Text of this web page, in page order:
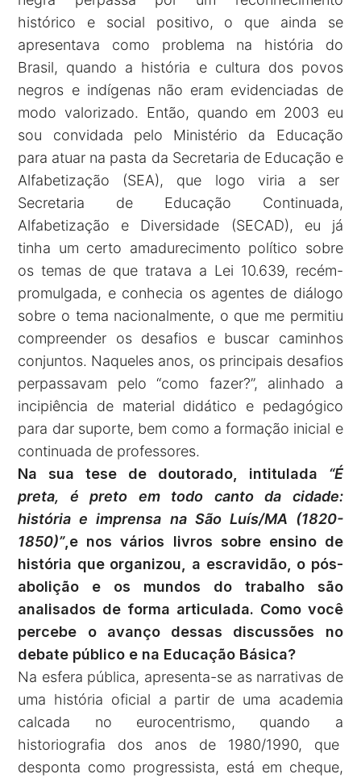
histórico e social positivo, o que ainda se
apresentava como problema na história do
Brasil, quando a história e cultura dos povos
negros e indígenas não eram evidenciadas de
modo valorizado. Então, quando em 2003 eu
sou convidada pelo Ministério da Educação
para atuar na pasta da Secretaria de Educação e
Alfabetização (SEA), que logo viria a ser
Secretaria de Educação Continuada,
Alfabetização e Diversidade (SECAD), eu já
tinha um certo amadurecimento político sobre
os temas de que tratava a Lei 10.639, recém-
promulgada, e conhecia os agentes de diálogo
sobre o tema nacionalmente, o que me permitiu
compreender os desafios e buscar caminhos
conjuntos. Naqueles anos, os principais desafios
perpassavam pelo “como fazer?”, alinhado a
incipiência de material didático e pedagógico
para dar suporte, bem como a formação inicial e
continuada de professores.
Na sua tese de doutorado, intitulada “É
preta, é preto em todo canto da cidade:
história e imprensa na São Luís/MA (1820-
1850)”,e nos vários livros sobre ensino de
história que organizou, a escravidão, o pós-
abolição e os mundos do trabalho são
analisados de forma articulada. Como você
percebe o avanço dessas discussões no
debate público e na Educação Básica?
Na esfera pública, apresenta-se as narrativas de
uma história oficial a partir de uma academia
calcada no eurocentrismo, quando a
historiografia dos anos de 1980/1990, que
desponta como progressista, está em cheque,